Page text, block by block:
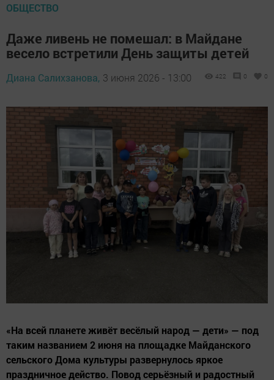
ОБЩЕСТВО
Даже ливень не помешал: в Майдане
весело встретили День защиты детей
Диана Салихзанова, 3 июня 2026 - 13:00 422 0 0
«На всей планете живёт весёлый народ — дети» — под
таким названием 2 июня на площадке Майданского
сельского Дома культуры развернулось яркое
праздничное действо. Повод серьёзный и радостный